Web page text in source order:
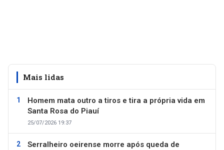
Mais lidas
Homem mata outro a tiros e tira a própria vida em
Santa Rosa do Piauí
25/07/2026 19:37
Serralheiro oeirense morre após queda de